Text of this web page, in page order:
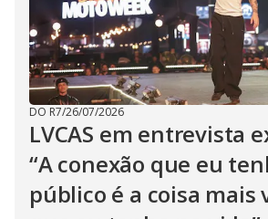
DO R7/26/07/2026
LVCAS em entrevista
“A conexão que eu
público é a coisa mais